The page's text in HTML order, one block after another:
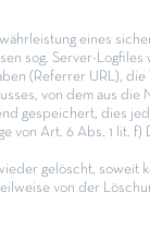
eines
sog. Server-
(Referrer URL),
von dem aus
gespeichert, dies
von Art. 6 Abs. 1 lit.
gelöscht,
von der